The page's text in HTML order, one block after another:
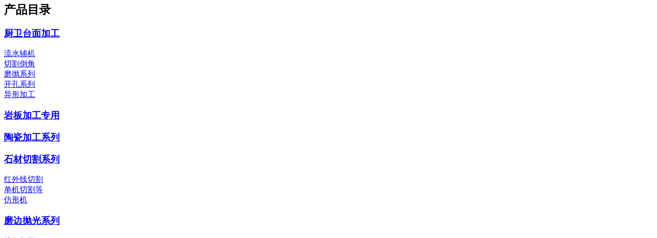
产品目录
厨卫台面加工
流水辅机
切割倒角
磨抛系列
开孔系列
异形加工
岩板加工专用
陶瓷加工系列
石材切割系列
红外线切割
单机切割等
仿形机
磨边抛光系列